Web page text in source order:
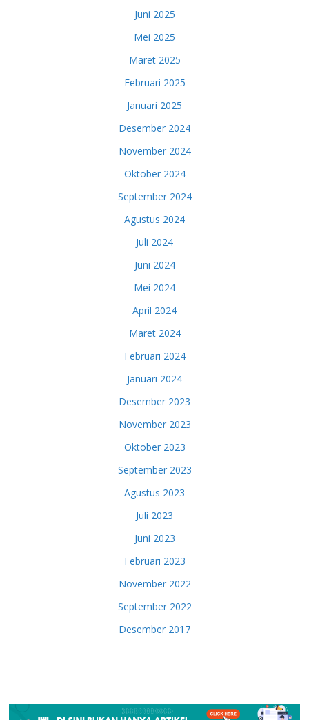
Juni 2025
Mei 2025
Maret 2025
Februari 2025
Januari 2025
Desember 2024
November 2024
Oktober 2024
September 2024
Agustus 2024
Juli 2024
Juni 2024
Mei 2024
April 2024
Maret 2024
Februari 2024
Januari 2024
Desember 2023
November 2023
Oktober 2023
September 2023
Agustus 2023
Juli 2023
Juni 2023
Februari 2023
November 2022
September 2022
Desember 2017